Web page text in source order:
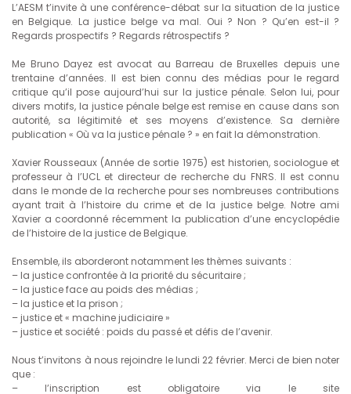
L’AESM t’invite à une conférence-débat sur la situation de la justice
en Belgique. La justice belge va mal. Oui ? Non ? Qu’en est-il ?
Regards prospectifs ? Regards rétrospectifs ?
Me Bruno Dayez est avocat au Barreau de Bruxelles depuis une
trentaine d’années. Il est bien connu des médias pour le regard
critique qu’il pose aujourd’hui sur la justice pénale. Selon lui, pour
divers motifs, la justice pénale belge est remise en cause dans son
autorité, sa légitimité et ses moyens d’existence. Sa dernière
publication « Où va la justice pénale ? » en fait la démonstration.
Xavier Rousseaux (Année de sortie 1975) est historien, sociologue et
professeur à l’UCL et directeur de recherche du FNRS. Il est connu
dans le monde de la recherche pour ses nombreuses contributions
ayant trait à l’histoire du crime et de la justice belge. Notre ami
Xavier a coordonné récemment la publication d’une encyclopédie
de l’histoire de la justice de Belgique.
Ensemble, ils aborderont notamment les thèmes suivants :
– la justice confrontée à la priorité du sécuritaire ;
– la justice face au poids des médias ;
– la justice et la prison ;
– justice et « machine judiciaire »
– justice et société : poids du passé et défis de l’avenir.
Nous t’invitons à nous rejoindre le lundi 22 février. Merci de bien noter
que :
– l’inscription est obligatoire via le site